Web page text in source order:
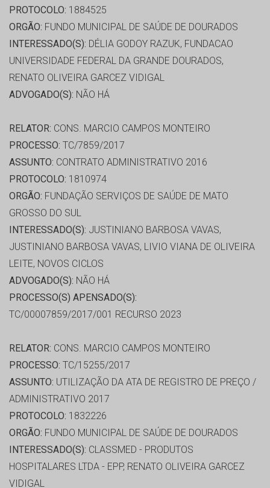
PROTOCOLO: 1884525
ORGÃO: FUNDO MUNICIPAL DE SAÚDE DE DOURADOS
INTERESSADO(S): DÉLIA GODOY RAZUK, FUNDACAO
UNIVERSIDADE FEDERAL DA GRANDE DOURADOS,
RENATO OLIVEIRA GARCEZ VIDIGAL
ADVOGADO(S): NÃO HÁ
RELATOR: CONS. MARCIO CAMPOS MONTEIRO
PROCESSO: TC/7859/2017
ASSUNTO: CONTRATO ADMINISTRATIVO 2016
PROTOCOLO: 1810974
ORGÃO: FUNDAÇÃO SERVIÇOS DE SAÚDE DE MATO
GROSSO DO SUL
INTERESSADO(S): JUSTINIANO BARBOSA VAVAS,
JUSTINIANO BARBOSA VAVAS, LIVIO VIANA DE OLIVEIRA
LEITE, NOVOS CICLOS
ADVOGADO(S): NÃO HÁ
PROCESSO(S) APENSADO(S):
TC/00007859/2017/001 RECURSO 2023
RELATOR: CONS. MARCIO CAMPOS MONTEIRO
PROCESSO: TC/15255/2017
ASSUNTO: UTILIZAÇÃO DA ATA DE REGISTRO DE PREÇO /
ADMINISTRATIVO 2017
PROTOCOLO: 1832226
ORGÃO: FUNDO MUNICIPAL DE SAÚDE DE DOURADOS
INTERESSADO(S): CLASSMED - PRODUTOS
HOSPITALARES LTDA - EPP, RENATO OLIVEIRA GARCEZ
VIDIGAL